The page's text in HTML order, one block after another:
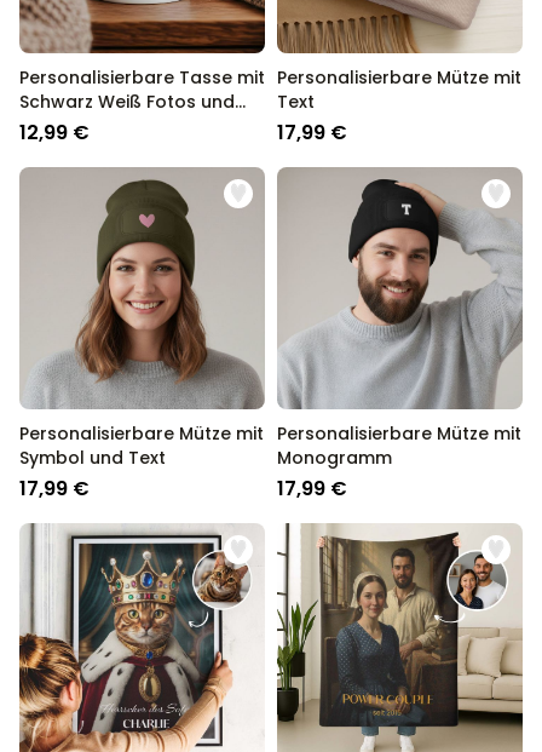
Personalisierbare Tasse mit
Schwarz Weiß Fotos und
Text
12,99 €
Personalisierbare Mütze mit
Text
17,99 €
Personalisierbare Mütze mit
Symbol und Text
17,99 €
Personalisierbare Mütze mit
Monogramm
17,99 €